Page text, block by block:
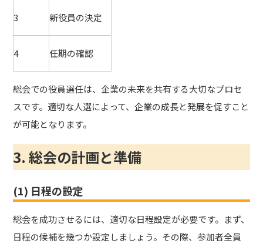
3 新役員の決定
4 任期の確認
総会での役員選任は、企業の未来を共有する大切なプロセ
スです。適切な人選によって、企業の成長と発展を促すこと
が可能となります。
3. 総会の計画と準備
(1) 日程の設定
総会を成功させるには、適切な日程設定が必要です。まず、
日程の候補を幾つか設定しましょう。その際、参加者全員